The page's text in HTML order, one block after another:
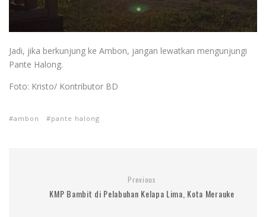
Jadi, jika berkunjung ke Ambon, jangan lewatkan mengunjungi
Pante Halong.
Foto: Kristo/ Kontributor BD
ambon pante halong
Previous
KMP Bambit di Pelabuhan Kelapa Lima, Kota Merauke